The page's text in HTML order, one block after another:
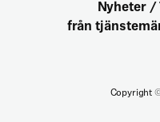
Nyheter /
från
Copyright